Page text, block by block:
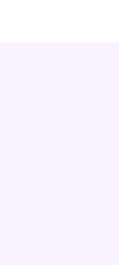
autour